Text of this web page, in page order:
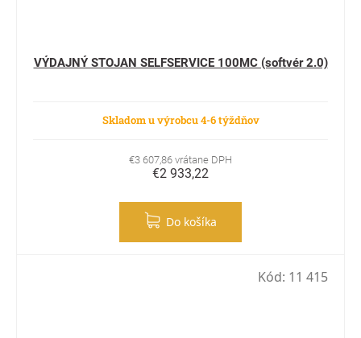
VÝDAJNÝ STOJAN SELFSERVICE 100MC (softvér 2.0)
Skladom u výrobcu 4-6 týždňov
€3 607,86 vrátane DPH
€2 933,22
Do košíka
Kód: 11 415